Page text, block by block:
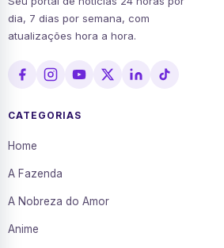
dia, 7 dias por semana, com
atualizações hora a hora.
CATEGORIAS
Home
A Fazenda
A Nobreza do Amor
Anime